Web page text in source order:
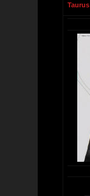
Taurus